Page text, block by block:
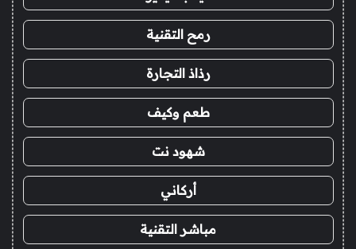
رمح التقنية
رذاذ التجارة
طعم وكيف
شهود نت
أركاني
مباشر التقنية